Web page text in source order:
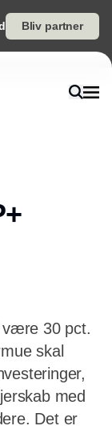
Bliv partner
være 30 pct.
skal
med
Det er